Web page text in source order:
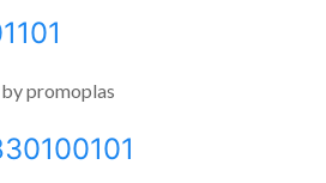
bypromoplas